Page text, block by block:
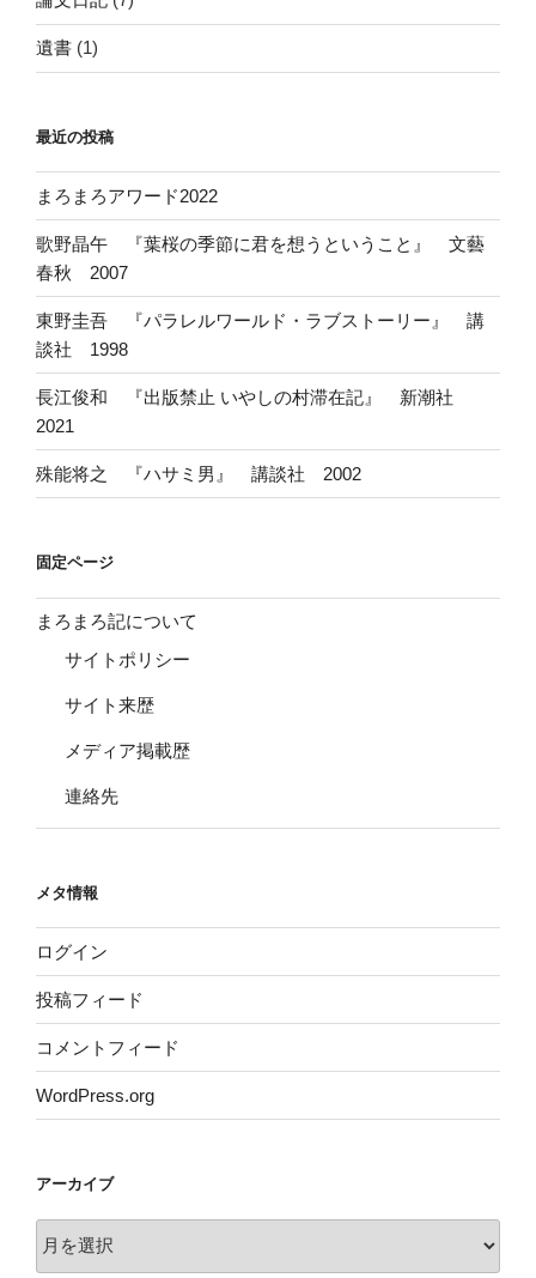
遺書 (1)
最近の投稿
まろまろアワード2022
歌野晶午 『葉桜の季節に君を想うということ』 文藝
春秋 2007
東野圭吾 『パラレルワールド・ラブストーリー』 講
談社 1998
長江俊和 『出版禁止 いやしの村滞在記』 新潮社
2021
殊能将之 『ハサミ男』 講談社 2002
固定ページ
まろまろ記について
サイトポリシー
サイト来歴
メディア掲載歴
連絡先
メタ情報
ログイン
投稿フィード
コメントフィード
WordPress.org
アーカイブ
ー